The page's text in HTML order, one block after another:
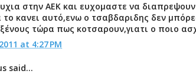
στην ΑΕΚ και ευχομαστε να
το κανει αυτό,ενω ο τσαβδαριδης δεν
τώρα πως κοτσαρουν,γιατι ο ποιο
at 4:27 PM
said...